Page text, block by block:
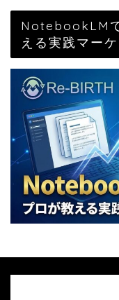
NotebookLM
える実践マー